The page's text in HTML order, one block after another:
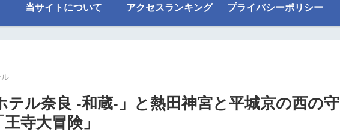
当サイトについて アクセスランキング プライバシーポリシー
テル奈良 -和蔵-」と熱田神宮と平城京の西の守
寺大冒険」